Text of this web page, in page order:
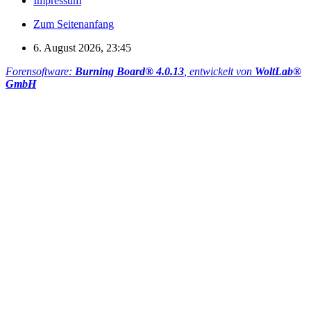
Zum Seitenanfang
6. August 2026, 23:45
Forensoftware: Burning Board® 4.0.13 , entwickelt von WoltLab®
GmbH